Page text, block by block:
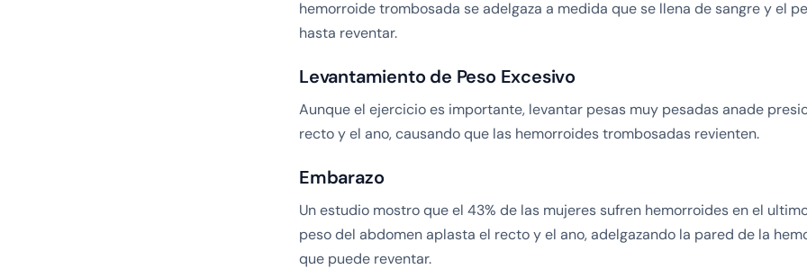
hemorroide trombosada se adelgaza a medida que se llena de sangre y el
hasta reventar.
Levantamiento de Peso Excesivo
Aunque el ejercicio es importante, levantar pesas muy pesadas anade
recto y el ano, causando que las hemorroides trombosadas revienten.
Embarazo
Un estudio mostro que el 43% de las mujeres sufren hemorroides en el
peso del abdomen aplasta el recto y el ano, adelgazando la pared de la
que puede reventar.